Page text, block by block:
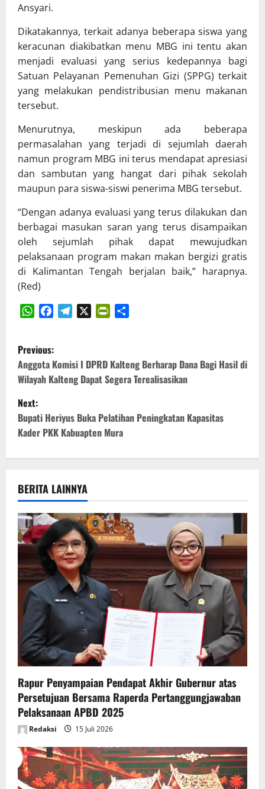
Ansyari.
Dikatakannya, terkait adanya beberapa siswa yang
keracunan diakibatkan menu MBG ini tentu akan
menjadi evaluasi yang serius kedepannya bagi
Satuan Pelayanan Pemenuhan Gizi (SPPG) terkait
yang melakukan pendistribusian menu makanan
tersebut.
Menurutnya, meskipun ada beberapa
permasalahan yang terjadi di sejumlah daerah
namun program MBG ini terus mendapat apresiasi
dan sambutan yang hangat dari pihak sekolah
maupun para siswa-siswi penerima MBG tersebut.
“Dengan adanya evaluasi yang terus dilakukan dan
berbagai masukan saran yang terus disampaikan
oleh sejumlah pihak dapat mewujudkan
pelaksanaan program makan makan bergizi gratis
di Kalimantan Tengah berjalan baik,” harapnya.
(Red)
P
o
s
t
n
v
i
g
a
i
o
n
Previous:
Anggota Komisi I DPRD Kalteng Berharap Dana Bagi Hasil di
Wilayah Kalteng Dapat Segera Terealisasikan
Next:
Bupati Heriyus Buka Pelatihan Peningkatan Kapasitas
Kader PKK Kabuapten Mura
BERITA LAINNYA
Rapur Penyampaian Pendapat Akhir Gubernur atas
Persetujuan Bersama Raperda Pertanggungjawaban
Pelaksanaan APBD 2025
Redaksi 15 Juli 2026